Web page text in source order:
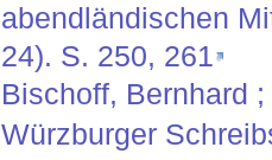
abendländischen
24). S. 250, 261
Bischoff, Bernhard
Würzburger